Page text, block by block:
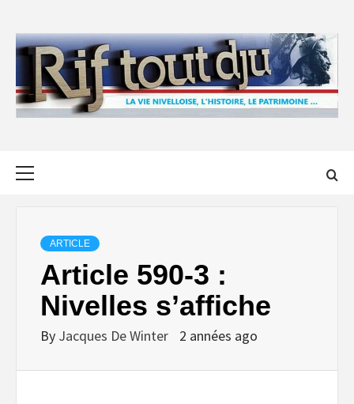
content
ARTICLE
Article 590-3 :
Nivelles s’affiche
By Jacques De Winter 2 années ago